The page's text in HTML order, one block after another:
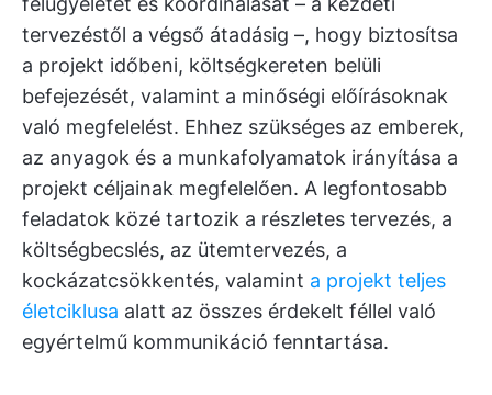
tervezéstől a végső átadásig –, hogy biztosítsa
a projekt időbeni, költségkereten belüli
befejezését, valamint a minőségi előírásoknak
való megfelelést. Ehhez szükséges az emberek,
az anyagok és a munkafolyamatok irányítása a
projekt céljainak megfelelően. A legfontosabb
feladatok közé tartozik a részletes tervezés, a
költségbecslés, az ütemtervezés, a
kockázatcsökkentés, valamint a projekt teljes
életciklusa alatt az összes érdekelt féllel való
egyértelmű kommunikáció fenntartása.